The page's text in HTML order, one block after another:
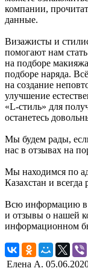
компании,
данные.
Визажисты и
помогают нам
на подборе
подборе наряда.
на создание
улучшение
«L-стиль» для
останетесь
Мы будем рады,
нас в отзывах на
Мы находимся по
Казахстан и
Всю информацию в
и отзывы о нашей
информационном
Елена А.